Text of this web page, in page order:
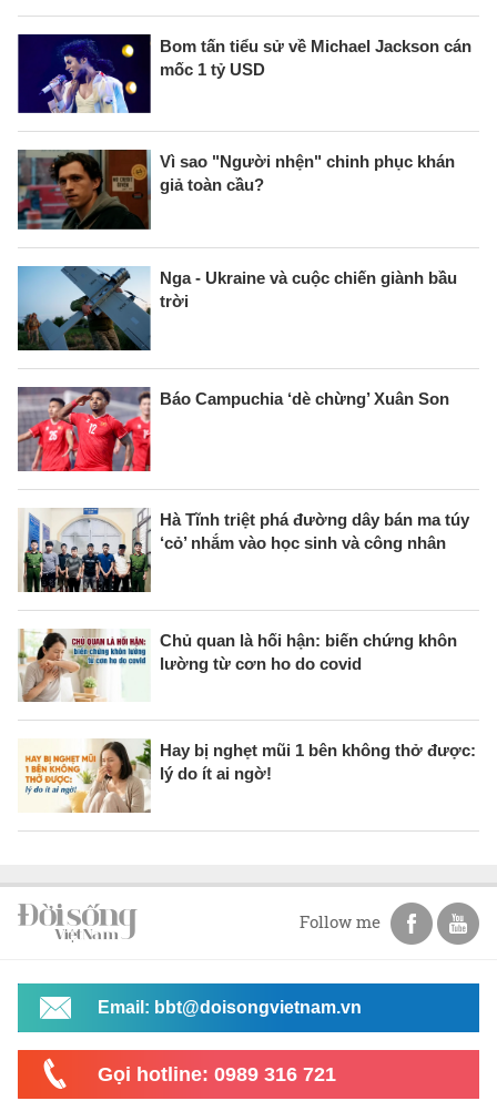
Bom tấn tiểu sử về Michael Jackson cán
mốc 1 tỷ USD
Vì sao "Người nhện" chinh phục khán
giả toàn cầu?
Nga - Ukraine và cuộc chiến giành bầu
trời
Báo Campuchia ‘dè chừng’ Xuân Son
Hà Tĩnh triệt phá đường dây bán ma túy
‘cỏ’ nhắm vào học sinh và công nhân
Chủ quan là hối hận: biến chứng khôn
lường từ cơn ho do covid
Hay bị nghẹt mũi 1 bên không thở được:
lý do ít ai ngờ!
Follow me
Email: bbt@doisongvietnam.vn
Gọi hotline: 0989 316 721